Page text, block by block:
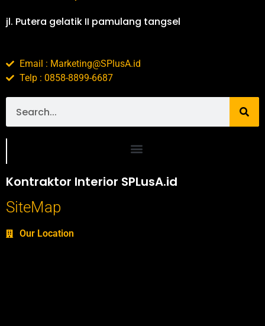
jl. Putera gelatik II pamulang tangsel
Email : Marketing@SPlusA.id
Telp : 0858-8899-6687
Kontraktor Interior SPLusA.id
SiteMap
Our Location